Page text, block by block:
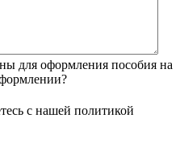
для оформления пособия на
с нашей политикой